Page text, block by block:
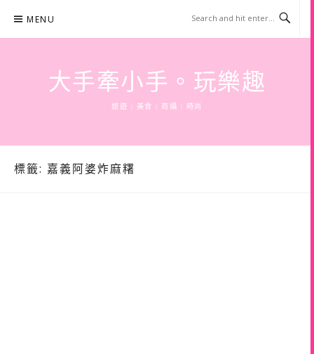
content
MENU
大手牽小手。玩樂趣
旅遊 | 美食 | 商攝 | 時尚
標籤: 嘉義阿婆炸麻糬